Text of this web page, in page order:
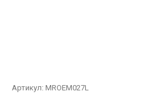
Артикул: MROEM027L